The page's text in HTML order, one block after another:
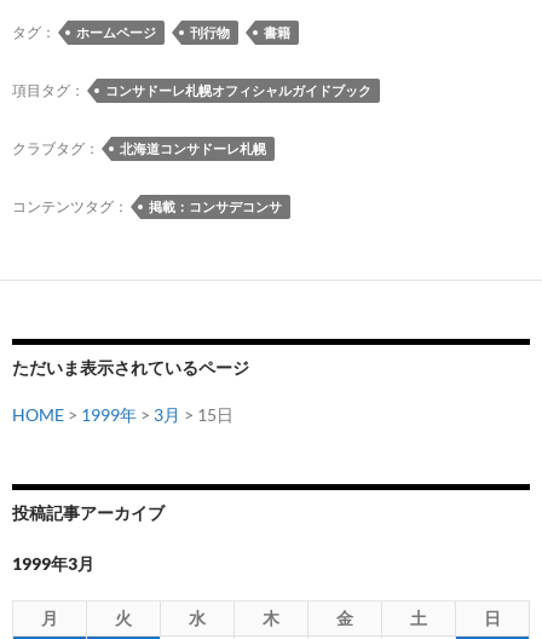
タグ： ホームページ 刊行物 書籍
項目タグ： コンサドーレ札幌オフィシャルガイドブック
クラブタグ： 北海道コンサドーレ札幌
コンテンツタグ： 掲載：コンサデコンサ
ただいま表示されているページ
HOME > 1999年 > 3月 > 15日
投稿記事アーカイブ
1999年3月
月 火 水 木 金 土
日